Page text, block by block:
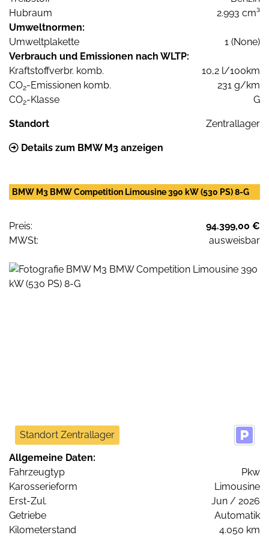
Hubraum
2.993 cm³
Umweltnormen:
Umweltplakette
1 (None)
Verbrauch und Emissionen nach WLTP:
Kraftstoffverbr. komb.
10,2 l/100km
CO2-Emissionen komb.
231 g/km
CO2-Klasse G
Standort Zentrallager
Details zum BMW M3 anzeigen
BMW M3 BMW Competition Limousine 390 kW (530 PS) 8-G
Preis:
94.399,00 €
MWSt:
ausweisbar
Standort Zentrallager
Allgemeine Daten:
Fahrzeugtyp
Pkw
Karosserieform
Limousine
Erst-Zul.
Jun / 2026
Getriebe
Automatik
Kilometerstand
4.050 km